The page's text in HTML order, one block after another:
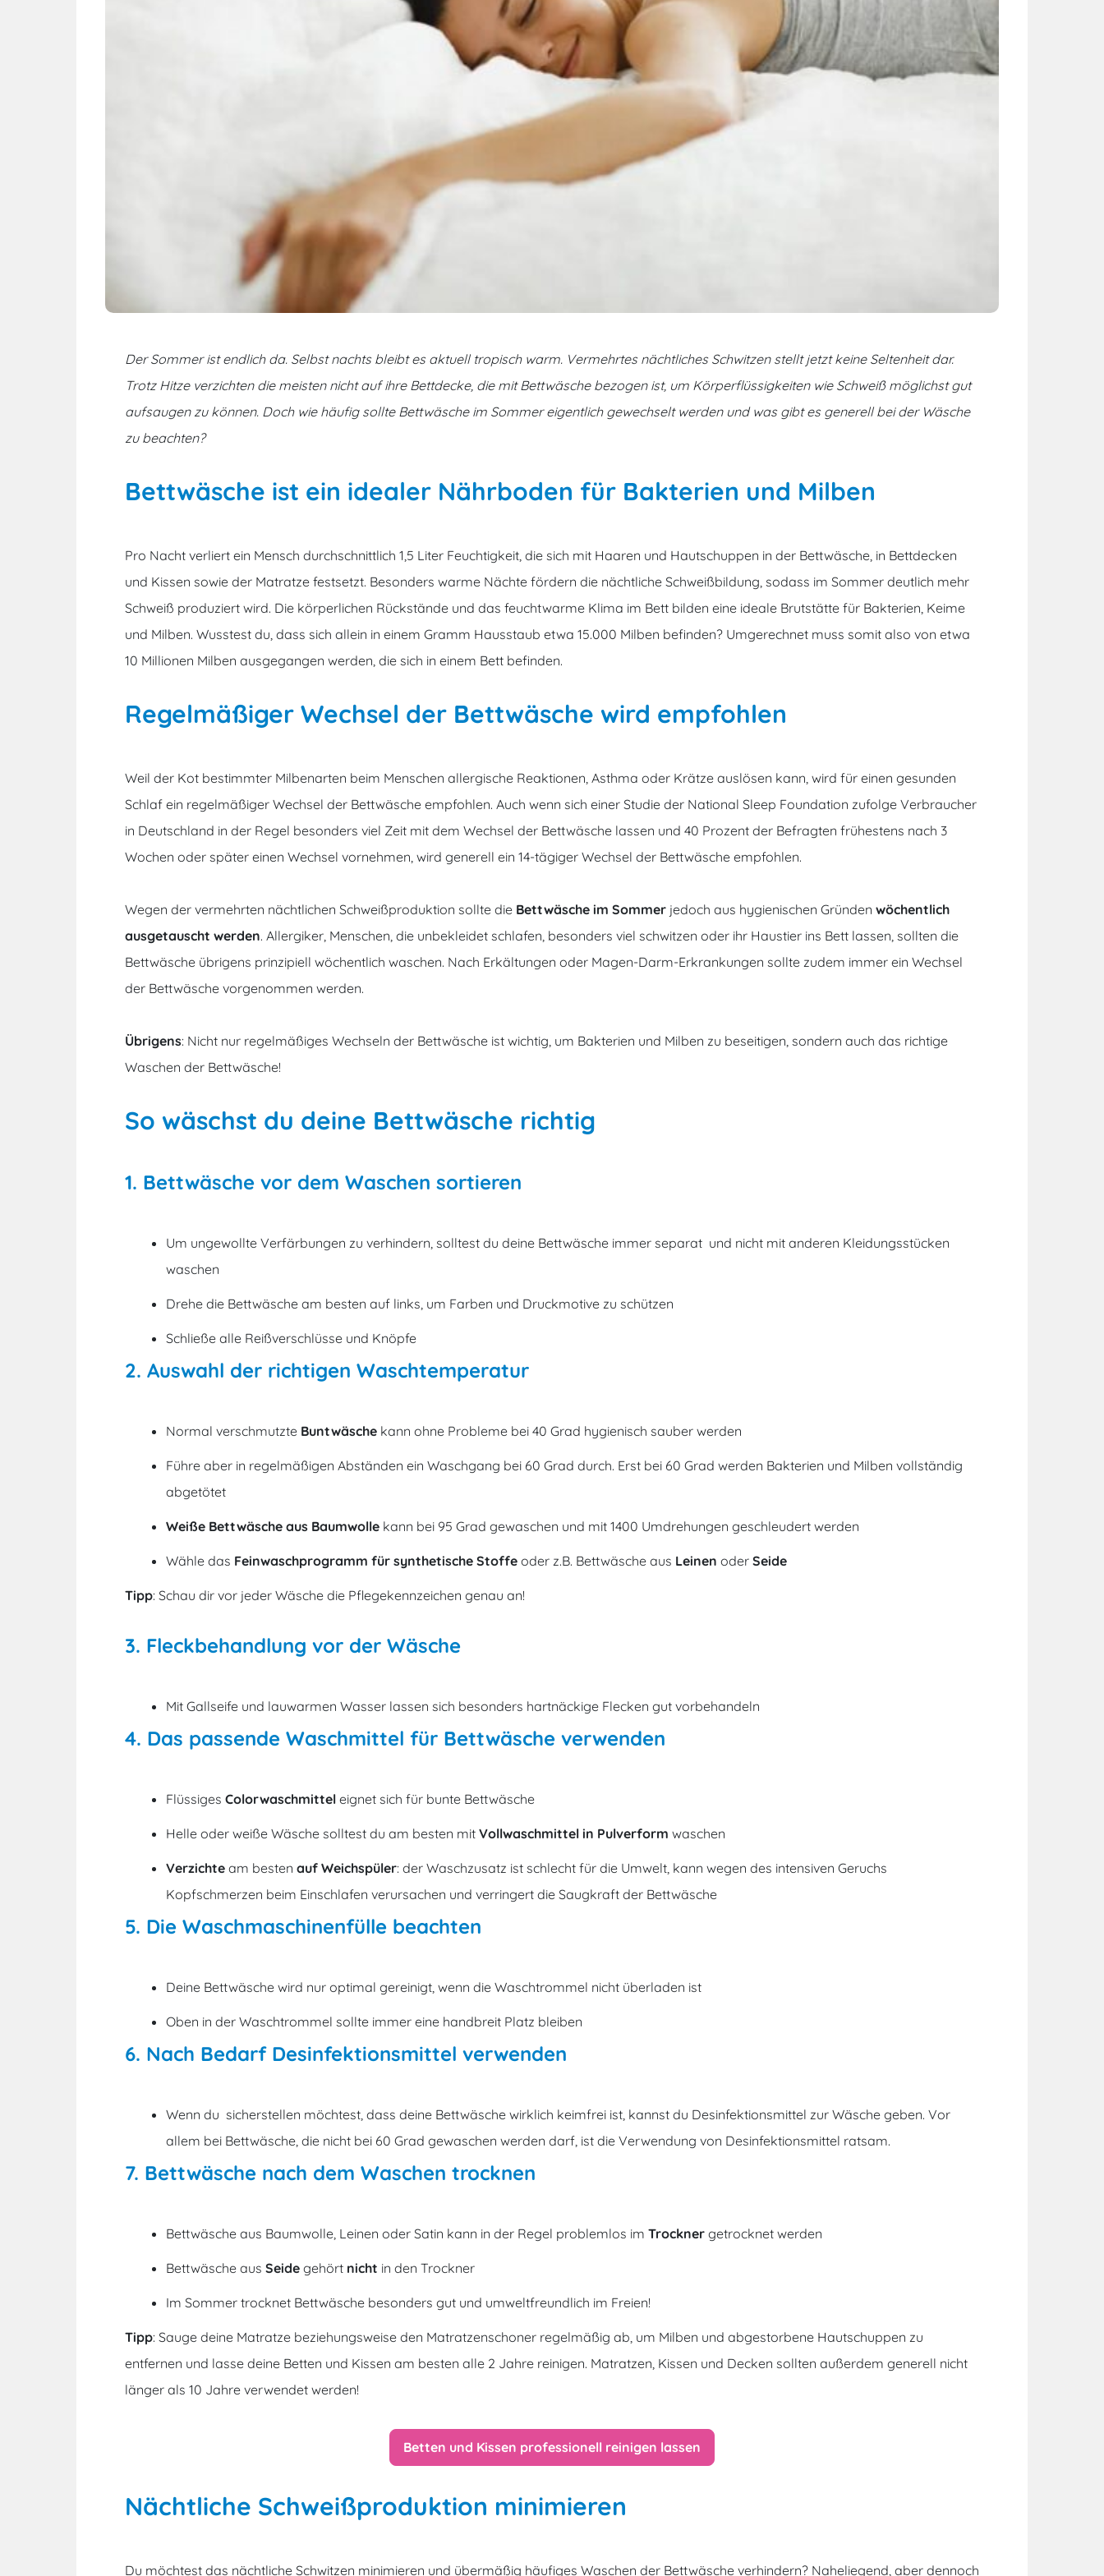
Der Sommer ist endlich da. Selbst nachts bleibt es aktuell tropisch warm. Vermehrtes nächtliches Schwitzen stellt jetzt keine Seltenheit dar.
Trotz Hitze verzichten die meisten nicht auf ihre Bettdecke, die mit Bettwäsche bezogen ist, um Körperflüssigkeiten wie Schweiß möglichst gut
aufsaugen zu können. Doch wie häufig sollte Bettwäsche im Sommer eigentlich gewechselt werden und was gibt es generell bei der Wäsche
zu beachten?
Bettwäsche ist ein idealer Nährboden für Bakterien und Milben
Pro Nacht verliert ein Mensch durchschnittlich 1,5 Liter Feuchtigkeit, die sich mit Haaren und Hautschuppen in der Bettwäsche, in Bettdecken
und Kissen sowie der Matratze festsetzt. Besonders warme Nächte fördern die nächtliche Schweißbildung, sodass im Sommer deutlich mehr
Schweiß produziert wird. Die körperlichen Rückstände und das feuchtwarme Klima im Bett bilden eine ideale Brutstätte für Bakterien, Keime
und Milben. Wusstest du, dass sich allein in einem Gramm Hausstaub etwa 15.000 Milben befinden? Umgerechnet muss somit also von etwa
10 Millionen Milben ausgegangen werden, die sich in einem Bett befinden.
Regelmäßiger Wechsel der Bettwäsche wird empfohlen
Weil der Kot bestimmter Milbenarten beim Menschen allergische Reaktionen, Asthma oder Krätze auslösen kann, wird für einen gesunden
Schlaf ein regelmäßiger Wechsel der Bettwäsche empfohlen. Auch wenn sich einer Studie der National Sleep Foundation zufolge Verbraucher
in Deutschland in der Regel besonders viel Zeit mit dem Wechsel der Bettwäsche lassen und 40 Prozent der Befragten frühestens nach 3
Wochen oder später einen Wechsel vornehmen, wird generell ein 14-tägiger Wechsel der Bettwäsche empfohlen.
Wegen der vermehrten nächtlichen Schweißproduktion sollte die Bettwäsche im Sommer jedoch aus hygienischen Gründen wöchentlich
ausgetauscht werden. Allergiker, Menschen, die unbekleidet schlafen, besonders viel schwitzen oder ihr Haustier ins Bett lassen, sollten die
Bettwäsche übrigens prinzipiell wöchentlich waschen. Nach Erkältungen oder Magen-Darm-Erkrankungen sollte zudem immer ein Wechsel
der Bettwäsche vorgenommen werden.
Übrigens: Nicht nur regelmäßiges Wechseln der Bettwäsche ist wichtig, um Bakterien und Milben zu beseitigen, sondern auch das richtige
Waschen der Bettwäsche!
So wäschst du deine Bettwäsche richtig
1. Bettwäsche vor dem Waschen sortieren
Um ungewollte Verfärbungen zu verhindern, solltest du deine Bettwäsche immer separat und nicht mit anderen Kleidungsstücken
waschen
Drehe die Bettwäsche am besten auf links, um Farben und Druckmotive zu schützen
Schließe alle Reißverschlüsse und Knöpfe
2. Auswahl der richtigen Waschtemperatur
Normal verschmutzte Buntwäsche kann ohne Probleme bei 40 Grad hygienisch sauber werden
Führe aber in regelmäßigen Abständen ein Waschgang bei 60 Grad durch. Erst bei 60 Grad werden Bakterien und Milben vollständig
abgetötet
Weiße Bettwäsche aus Baumwolle kann bei 95 Grad gewaschen und mit 1400 Umdrehungen geschleudert werden
Wähle das Feinwaschprogramm für synthetische Stoffe oder z.B. Bettwäsche aus Leinen oder Seide
Tipp: Schau dir vor jeder Wäsche die Pflegekennzeichen genau an!
3. Fleckbehandlung vor der Wäsche
Mit Gallseife und lauwarmen Wasser lassen sich besonders hartnäckige Flecken gut vorbehandeln
4. Das passende Waschmittel für Bettwäsche verwenden
Flüssiges Colorwaschmittel eignet sich für bunte Bettwäsche
Helle oder weiße Wäsche solltest du am besten mit Vollwaschmittel in Pulverform waschen
Verzichte am besten auf Weichspüler: der Waschzusatz ist schlecht für die Umwelt, kann wegen des intensiven Geruchs
Kopfschmerzen beim Einschlafen verursachen und verringert die Saugkraft der Bettwäsche
5. Die Waschmaschinenfülle beachten
Deine Bettwäsche wird nur optimal gereinigt, wenn die Waschtrommel nicht überladen ist
Oben in der Waschtrommel sollte immer eine handbreit Platz bleiben
6. Nach Bedarf Desinfektionsmittel verwenden
Wenn du sicherstellen möchtest, dass deine Bettwäsche wirklich keimfrei ist, kannst du Desinfektionsmittel zur Wäsche geben. Vor
allem bei Bettwäsche, die nicht bei 60 Grad gewaschen werden darf, ist die Verwendung von Desinfektionsmittel ratsam.
7. Bettwäsche nach dem Waschen trocknen
Bettwäsche aus Baumwolle, Leinen oder Satin kann in der Regel problemlos im Trockner getrocknet werden
Bettwäsche aus Seide gehört nicht in den Trockner
Im Sommer trocknet Bettwäsche besonders gut und umweltfreundlich im Freien!
Tipp: Sauge deine Matratze beziehungsweise den Matratzenschoner regelmäßig ab, um Milben und abgestorbene Hautschuppen zu
entfernen und lasse deine Betten und Kissen am besten alle 2 Jahre reinigen. Matratzen, Kissen und Decken sollten außerdem generell nicht
länger als 10 Jahre verwendet werden!
Betten und Kissen professionell reinigen lassen
Nächtliche Schweißproduktion minimieren
Du möchtest das nächtliche Schwitzen minimieren und übermäßig häufiges Waschen der Bettwäsche verhindern? Naheliegend, aber dennoch